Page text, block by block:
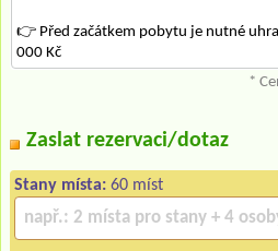
👉 Před začátkem pobytu je nutné
000 Kč
*
Zaslat rezervaci/dotaz
Stany místa: 60 míst